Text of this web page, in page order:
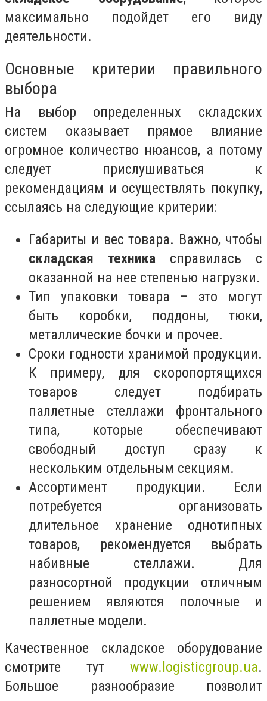
максимально подойдет его виду
деятельности.
Основные критерии правильного
выбора
На выбор определенных складских
систем оказывает прямое влияние
огромное количество нюансов, а потому
следует прислушиваться к
рекомендациям и осуществлять покупку,
ссылаясь на следующие критерии:
Габариты и вес товара. Важно, чтобы
складская техника справилась с
оказанной на нее степенью нагрузки.
Тип упаковки товара – это могут
быть коробки, поддоны, тюки,
металлические бочки и прочее.
Сроки годности хранимой продукции.
К примеру, для скоропортящихся
товаров следует подбирать
паллетные стеллажи фронтального
типа, которые обеспечивают
свободный доступ сразу к
нескольким отдельным секциям.
Ассортимент продукции. Если
потребуется организовать
длительное хранение однотипных
товаров, рекомендуется выбрать
набивные стеллажи. Для
разносортной продукции отличным
решением являются полочные и
паллетные модели.
Качественное складское оборудование
смотрите тут www.logisticgroup.ua.
Большое разнообразие позволит